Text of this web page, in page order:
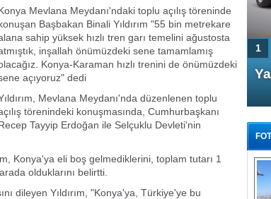
Mevlana Meydanı'ndaki toplu açılış töreninde
Başbakan Binali Yıldırım "55 bin metrekare
sahip yüksek hızlı tren garı temelini ağustosta
inşallah önümüzdeki sene tamamlamış
Konya-Karaman hızlı trenini de önümüzdeki
açıyoruz" dedi
Mevlana Meydanı'nda düzenlenen toplu
törenindeki konuşmasında, Cumhurbaşkanı
Tayyip Erdoğan ile Selçuklu Devleti'nin
Konya'ya eli boş gelmediklerini, toplam tutarı 1
olduklarını belirtti.
dileyen Yıldırım, "Konya'ya, Türkiye'ye bu
4 Kapılı AMG GT Coupe
1